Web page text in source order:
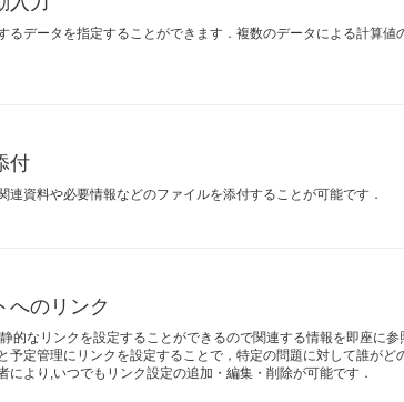
るデータを指定することができます．複数のデータによる計算
付
連資料や必要情報などのファイルを添付することが可能です．
へのリンク
的なリンクを設定することができるので関連する情報を即座に参
予定管理にリンクを設定することで，特定の問題に対して誰が
により,いつでもリンク設定の追加・編集・削除が可能です．